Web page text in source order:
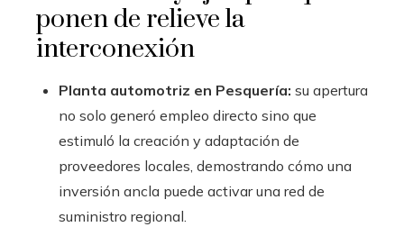
ponen de relieve la
interconexión
Planta automotriz en Pesquería: su apertura
no solo generó empleo directo sino que
estimuló la creación y adaptación de
proveedores locales, demostrando cómo una
inversión ancla puede activar una red de
suministro regional.